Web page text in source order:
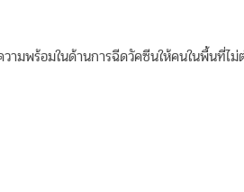
มพร้อมในด้านการฉีดวัคซีนให้คนในพื้นที่ไม่